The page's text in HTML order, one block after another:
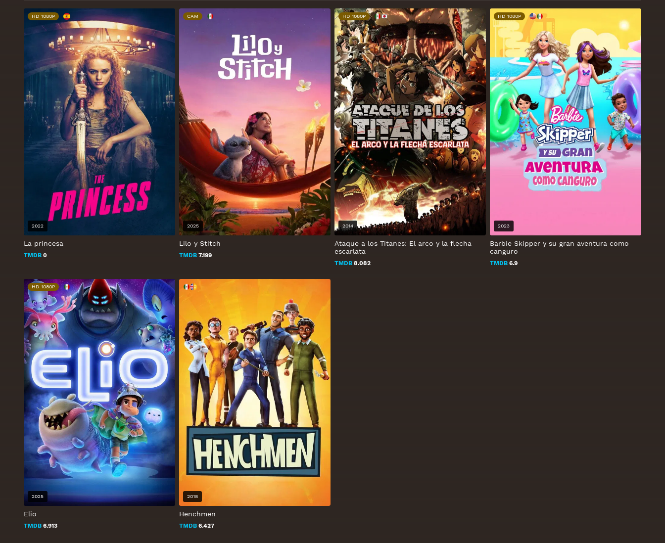
La princesa
TMDB 0
HD 1080P
2022
Lilo y Stitch
TMDB 7.199
CAM
2025
Ataque a los Titanes: El arco y la flecha
escarlata
TMDB 8.082
HD 1080P
2014
Barbie Skipper y su gran aventura como
canguro
TMDB 6.9
HD 1080P
2023
Elio
TMDB 6.913
HD 1080P
2025
Henchmen
TMDB 6.427
2018